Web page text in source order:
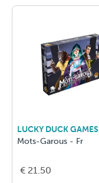
LUCKY DUCK GAMES
Mots-Garous - Fr
€ 21.50